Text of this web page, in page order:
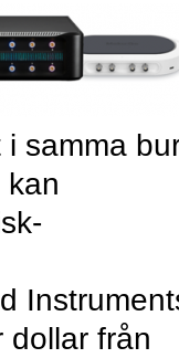
samma
kan
dollar från